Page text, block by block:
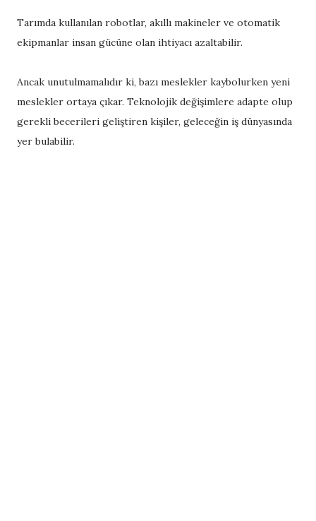
Tarımda kullanılan robotlar, akıllı makineler ve otomatik
ekipmanlar insan gücüne olan ihtiyacı azaltabilir.
Ancak unutulmamalıdır ki, bazı meslekler kaybolurken yeni
meslekler ortaya çıkar. Teknolojik değişimlere adapte olup
gerekli becerileri geliştiren kişiler, geleceğin iş dünyasında
yer bulabilir.